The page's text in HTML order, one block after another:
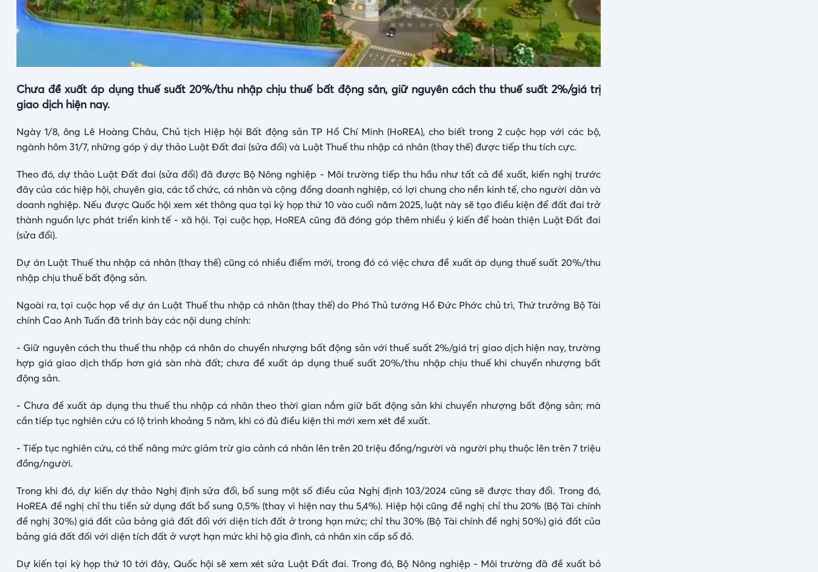
Chưa đề xuất áp dụng thuế suất 20%/thu nhập chịu thuế bất động sản, giữ nguyên cách thu thuế suất 2%/giá trị
giao dịch hiện nay.
Ngày 1/8, ông Lê Hoàng Châu, Chủ tịch Hiệp hội Bất động sản TP Hồ Chí Minh (HoREA), cho biết trong 2 cuộc họp với các bộ,
ngành hôm 31/7, những góp ý dự thảo Luật Đất đai (sửa đổi) và Luật Thuế thu nhập cá nhân (thay thế) được tiếp thu tích cực.
Theo đó, dự thảo Luật Đất đai (sửa đổi) đã được Bộ Nông nghiệp - Môi trường tiếp thu hầu như tất cả đề xuất, kiến nghị trước
đây của các hiệp hội, chuyên gia, các tổ chức, cá nhân và cộng đồng doanh nghiệp, có lợi chung cho nền kinh tế, cho người dân và
doanh nghiệp. Nếu được Quốc hội xem xét thông qua tại kỳ họp thứ 10 vào cuối năm 2025, luật này sẽ tạo điều kiện để đất đai trở
thành nguồn lực phát triển kinh tế - xã hội. Tại cuộc họp, HoREA cũng đã đóng góp thêm nhiều ý kiến để hoàn thiện Luật Đất đai
(sửa đổi).
Dự án Luật Thuế thu nhập cá nhân (thay thế) cũng có nhiều điểm mới, trong đó có việc chưa đề xuất áp dụng thuế suất 20%/thu
nhập chịu thuế bất động sản.
Ngoài ra, tại cuộc họp về dự án Luật Thuế thu nhập cá nhân (thay thế) do Phó Thủ tướng Hồ Đức Phớc chủ trì, Thứ trưởng Bộ Tài
chính Cao Anh Tuấn đã trình bày các nội dung chính:
- Giữ nguyên cách thu thuế thu nhập cá nhân do chuyển nhượng bất động sản với thuế suất 2%/giá trị giao dịch hiện nay, trường
hợp giá giao dịch thấp hơn giá sàn nhà đất; chưa đề xuất áp dụng thuế suất 20%/thu nhập chịu thuế khi chuyển nhượng bất
động sản.
- Chưa đề xuất áp dụng thu thuế thu nhập cá nhân theo thời gian nắm giữ bất động sản khi chuyển nhượng bất động sản; mà
cần tiếp tục nghiên cứu có lộ trình khoảng 5 năm, khi có đủ điều kiện thì mới xem xét đề xuất.
- Tiếp tục nghiên cứu, có thể nâng mức giảm trừ gia cảnh cá nhân lên trên 20 triệu đồng/người và người phụ thuộc lên trên 7 triệu
đồng/người.
Trong khi đó, dự kiến dự thảo Nghị định sửa đổi, bổ sung một số điều của Nghị định 103/2024 cũng sẽ được thay đổi. Trong đó,
HoREA đề nghị chỉ thu tiền sử dụng đất bổ sung 0,5% (thay vì hiện nay thu 5,4%). Hiệp hội cũng đề nghị chỉ thu 20% (Bộ Tài chính
đề nghị 30%) giá đất của bảng giá đất đối với diện tích đất ở trong hạn mức; chỉ thu 30% (Bộ Tài chính đề nghị 50%) giá đất của
bảng giá đất đối với diện tích đất ở vượt hạn mức khi hộ gia đình, cá nhân xin cấp sổ đỏ.
Dự kiến tại kỳ họp thứ 10 tới đây, Quốc hội sẽ xem xét sửa Luật Đất đai. Trong đó, Bộ Nông nghiệp - Môi trường đã đề xuất bỏ